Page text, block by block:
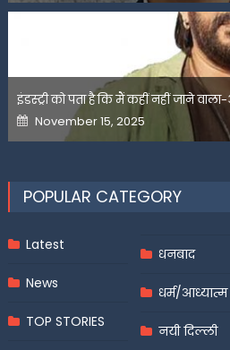
इंडस्ट्री को पता है कि मैं कहीं नहीं जाने
Posted
on
November 15, 2025
POPULAR CATEGORY
Latest
News
TOP STORIES
धनबाद
धर्म/आध्यात्म
नयी दिल्ली